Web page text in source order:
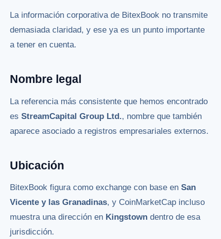
La información corporativa de BitexBook no transmite
demasiada claridad, y ese ya es un punto importante
a tener en cuenta.
Nombre legal
La referencia más consistente que hemos encontrado
es StreamCapital Group Ltd., nombre que también
aparece asociado a registros empresariales externos.
Ubicación
BitexBook figura como exchange con base en San
Vicente y las Granadinas, y CoinMarketCap incluso
muestra una dirección en Kingstown dentro de esa
jurisdicción.